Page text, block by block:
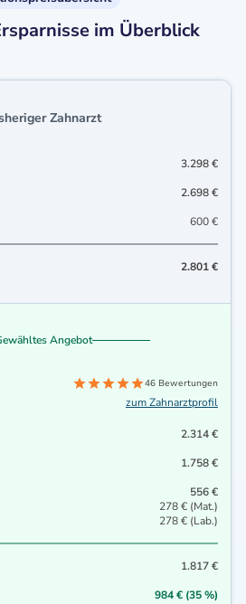
im Überblick
Zahnarzt
3.298 €
2.698 €
600 €
2.801 €
Angebot
46 Bewertungen
zum Zahnarztprofil
2.314 €
1.758 €
556 €
278 € (Mat.)
278 € (Lab.)
1.817 €
984 € (35 %)